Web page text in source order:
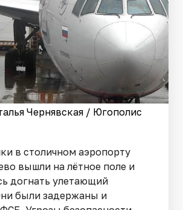
Чернявская / Югополис
в столичном аэропорту
вышли на лётное поле и
догнать улетающий
были задержаны и